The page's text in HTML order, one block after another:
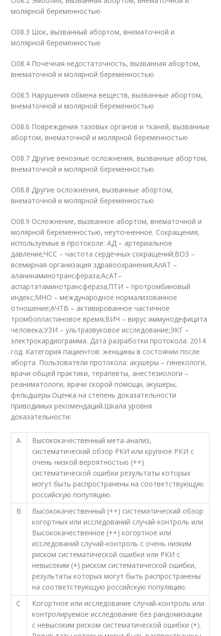
молярной беременностью
O08.3 Шок, вызванный абортом, внематочной и
молярной беременностью
O08.4 Почечная недостаточность, вызванная абортом,
внематочной и молярной беременностью
O08.5 Нарушения обмена веществ, вызванные абортом,
внематочной и молярной беременностью
O08.6 Повреждения тазовых органов и тканей, вызванные
абортом, внематочной и молярной беременностью
O08.7 Другие венозные осложнения, вызванные абортом,
внематочной и молярной беременностью
O08.8 Другие осложнения, вызванные абортом,
внематочной и молярной беременностью
O08.9 Осложнение, вызванное абортом, внематочной и
молярной беременностью, неуточненное. Сокращения,
используемые в протоколе: АД – артериальное
давление;ЧСС – частота сердечных сокращений;ВОЗ –
всемирная организация здравоохранения;АлАТ –
аланинаминотрансфераза;АсАТ–
аспартатаминотрансфераза;ПТИ – протромбиновый
индекс;МНО – международное нормализованное
отношение;АЧТВ – активированное частичное
тромбопластиновое время;ВИЧ – вирус иммунодефицита
человека;УЗИ – ультразвуковое исследование;ЭКГ –
электрокардиограмма. Дата разработки протокола: 2014
год. Категория пациентов: женщины в состоянии после
аборта. Пользователи протокола: акушеры – гинекологи,
врачи общей практики, терапевты, анестезиологи –
реаниматологи, врачи скорой помощи, акушеры,
фельдшеры.Оценка на степень доказательности
приводимых рекомендаций.Шкала уровня
доказательности:
А
Высококачественный мета-анализ,
систематический обзор РКИ или крупное РКИ с
очень низкой вероятностью (++)
систематической ошибки результаты которых
могут быть распространены на соответствующую
российскую популяцию.
В
Высококачественный (++) систематический обзор
когортных или исследований случай-контроль или
Высококачественное (++) когортное или
исследований случай-контроль с очень низким
риском систематической ошибки или РКИ с
невысоким (+) риском систематической ошибки,
результаты которых могут быть распространены
на соответствующую российскую популяцию.
С
Когортное или исследование случай-контроль или
контролируемое исследование без рандомизации
с невысоким риском систематической ошибки (+).